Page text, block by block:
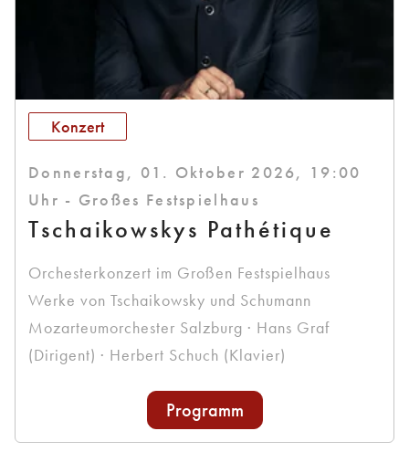
Konzert
Donnerstag, 01. Oktober 2026, 19:00
Uhr - Großes Festspielhaus
Tschaikowskys Pathétique
Orchesterkonzert im Großen Festspielhaus
Werke von Tschaikowsky und Schumann
Mozarteumorchester Salzburg · Hans Graf
(Dirigent) · Herbert Schuch (Klavier)
Programm